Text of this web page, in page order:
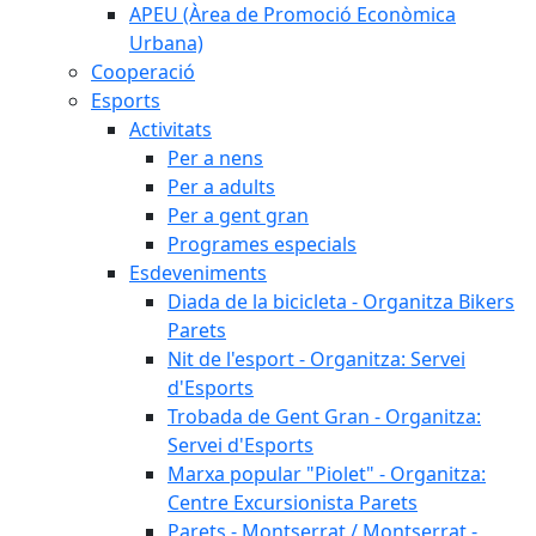
APEU (Àrea de Promoció Econòmica
Urbana)
Cooperació
Esports
Activitats
Per a nens
Per a adults
Per a gent gran
Programes especials
Esdeveniments
Diada de la bicicleta - Organitza Bikers
Parets
Nit de l'esport - Organitza: Servei
d'Esports
Trobada de Gent Gran - Organitza:
Servei d'Esports
Marxa popular "Piolet" - Organitza:
Centre Excursionista Parets